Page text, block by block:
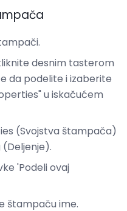
desnim tasterom
da podelite i izaberite
u iskačućem
(Svojstva štampača)
'Podeli ovaj
štampaču ime.